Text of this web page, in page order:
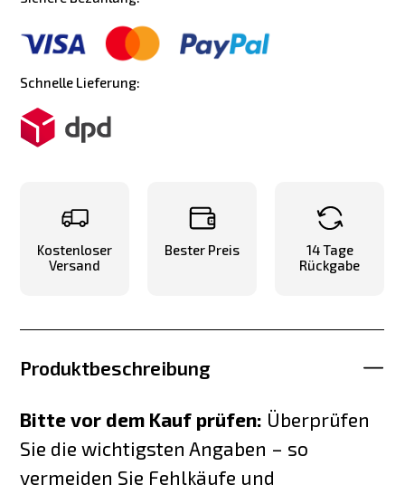
Schnelle Lieferung:
Kostenloser
Versand
Bester Preis
14 Tage
Rückgabe
Produktbeschreibung
Bitte vor dem Kauf prüfen: Überprüfen
Sie die wichtigsten Angaben – so
vermeiden Sie Fehlkäufe und